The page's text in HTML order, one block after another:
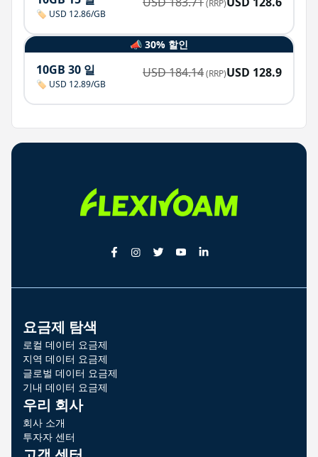
🏷️ USD 12.86/GB
(RRP)
📣 30% 할인
10GB 30 일
🏷️ USD 12.89/GB
USD184.14(RRP)USD 128.9
요금제 탐색
로컬 데이터 요금제
지역 데이터 요금제
글로벌 데이터 요금제
기내 데이터 요금제
우리 회사
회사 소개
투자자 센터